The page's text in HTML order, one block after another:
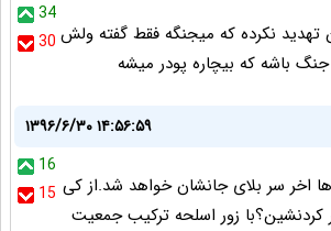
34
30 تهديد نكرده كه ميجنگه فقط گفته ولش
جنگ باشه كه بيچاره پودر ميشه
۱۳۹۶/۶/۳۰ ۱۴:۵۶:۵۹
16
15 اخر سر بلای جانشان خواهد شد.از کی
زور اسلحه ترکیب جمعیت